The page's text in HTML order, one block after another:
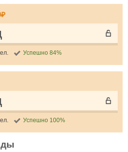
Успешно 84%
Успешно 100%